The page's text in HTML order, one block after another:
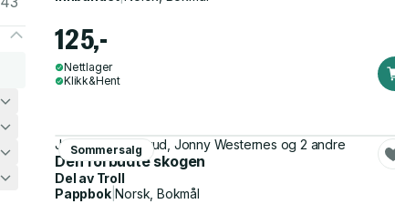
125,-
Nettlager
Klikk&Hent
Sommersalg
Jørn Martin Kolsrud, Jonny Westernes og 2 andre
Den forbudte skogen
Del av Troll
Pappbok|Norsk, Bokmål